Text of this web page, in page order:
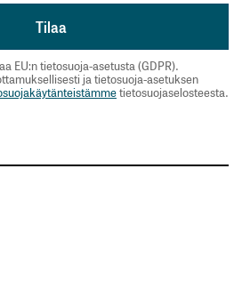
EU:n tietosuoja-asetusta (GDPR).
ja tietosuoja-asetuksen
tietosuojaselosteesta.